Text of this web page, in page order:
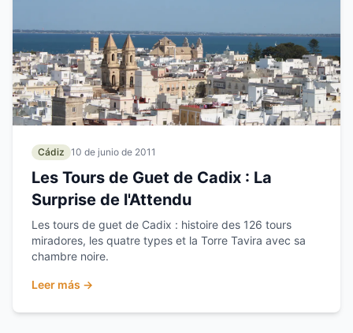
Cádiz 10 de junio de 2011
Les Tours de Guet de Cadix : La
Surprise de l'Attendu
Les tours de guet de Cadix : histoire des 126 tours
miradores, les quatre types et la Torre Tavira avec sa
chambre noire.
Leer más →